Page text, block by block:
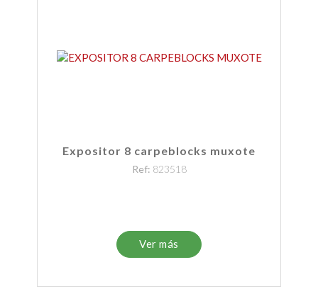
Expositor 8 carpeblocks muxote
Ref: 823518
Ver más